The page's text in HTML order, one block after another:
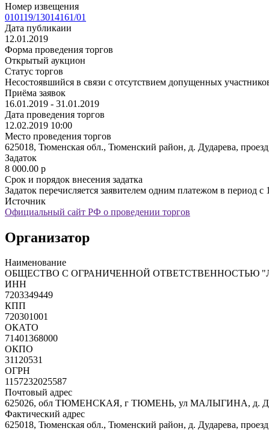
Номер извещения
010119/13014161/01
Дата публикаии
12.01.2019
Форма проведения торгов
Открытый аукцион
Статус торгов
Несостоявшийся в связи с отсутствием допущенных
Приёма заявок
16.01.2019 - 31.01.2019
Дата проведения торгов
12.02.2019 10:00
Место проведения торгов
625018, Тюменская обл., Тюменский район, д. Дударева,
Задаток
8 000.00 p
Срок и порядок внесения задатка
Задаток перечисляется заявителем одним платежом в
Источник
Официальный сайт РФ о проведении торгов
Организатор
Наименование
ОБЩЕСТВО С ОГРАНИЧЕННОЙ ОТВЕТСТВЕННОСТЬЮ
ИНН
7203349449
КПП
720301001
ОКАТО
71401368000
ОКПО
31120531
ОГРН
1157232025587
Почтовый адрес
625026, обл ТЮМЕНСКАЯ, г ТЮМЕНЬ, ул МАЛЫГИНА, д.
Фактический адрес
625018, Тюменская обл., Тюменский район, д. Дударева,